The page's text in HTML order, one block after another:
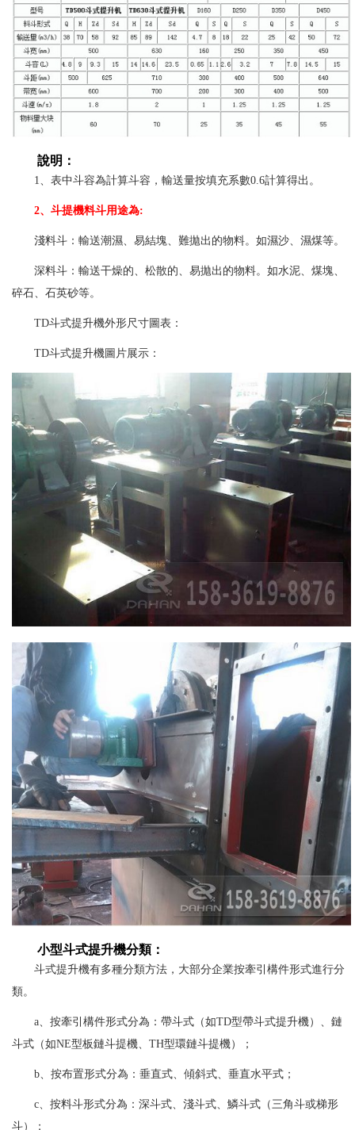
說明：
1、表中斗容為計算斗容，輸送量按填充系數0.6計算得出。
2、斗提機料斗用途為:
淺料斗：輸送潮濕、易結塊、難拋出的物料。如濕沙、濕煤等。
深料斗：輸送干燥的、松散的、易拋出的物料。如水泥、煤塊、
碎石、石英砂等。
TD斗式提升機外形尺寸圖表：
TD斗式提升機圖片展示：
小型斗式提升機分類：
斗式提升機有多種分類方法，大部分企業按牽引構件形式進行分
類。
a、按牽引構件形式分為：帶斗式（如TD型帶斗式提升機）、鏈
斗式（如NE型板鏈斗提機、TH型環鏈斗提機）；
b、按布置形式分為：垂直式、傾斜式、垂直水平式；
c、按料斗形式分為：深斗式、淺斗式、鱗斗式（三角斗或梯形
斗）；